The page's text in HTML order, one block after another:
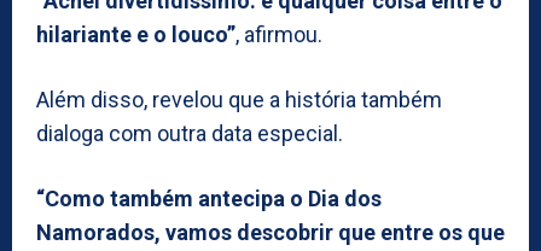
hilariante e o louco”, afirmou.
Além disso, revelou que a história também
dialoga com outra data especial.
“Como também antecipa o Dia dos
Namorados, vamos descobrir que entre os que